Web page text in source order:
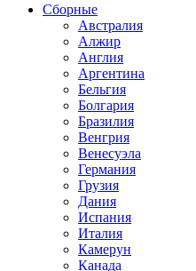
Сборные
Австралия
Алжир
Англия
Аргентина
Бельгия
Болгария
Бразилия
Венгрия
Венесуэла
Германия
Грузия
Дания
Испания
Италия
Камерун
Канада